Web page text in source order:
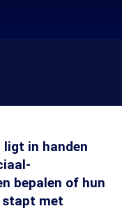
in handen
bepalen of hun
stapt met